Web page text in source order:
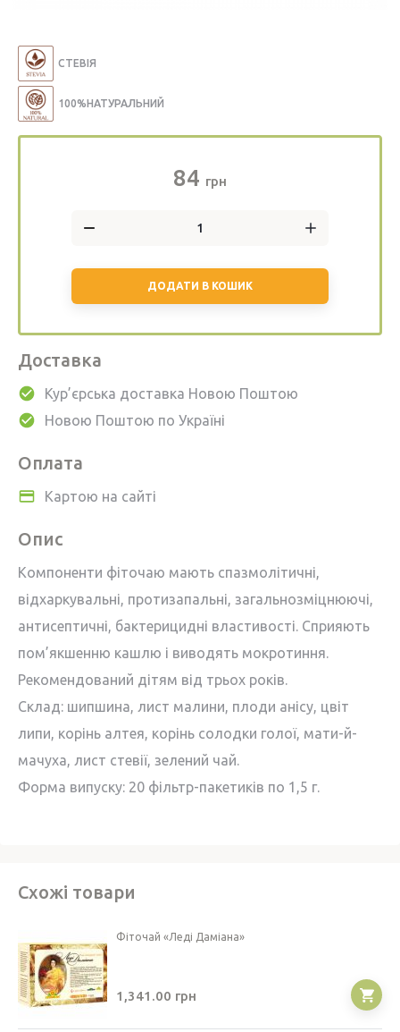
84 грн
ДОДАТИ В КОШИК
СТЕВІЯ
100%НАТУРАЛЬНИЙ
Доставка
Кур’єрська доставка Новою Поштою
Новою Поштою по Україні
Оплата
Картою на сайті
Опис
Компоненти фіточаю мають спазмолітичні,
відхаркувальні, протизапальні, загальнозміцнюючі,
антисептичні, бактерицидні властивості. Сприяють
пом’якшенню кашлю і виводять мокротиння.
Рекомендований дітям від трьох років.
Склад: шипшина, лист малини, плоди анісу, цвіт
липи, корінь алтея, корінь солодки голої, мати-й-
мачуха, лист стевії, зелений чай.
Форма випуску: 20 фільтр-пакетиків по 1,5 г.
Схожі товари
Фіточай «Леді Даміана»
1,341.00 грн